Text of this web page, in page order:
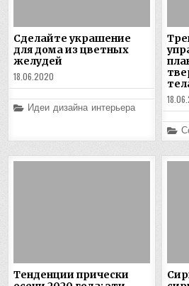
Сделайте украшение
для дома из цветных
желудей
18.06.2020
Posted
in
Идеи дизайна интерьера
Тенденции прически